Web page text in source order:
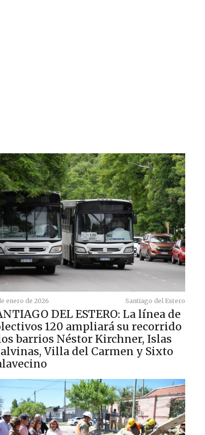
enero de 2026 Santiago del Estero
DEL ESTERO: La línea de
120 ampliará su recorrido
barrios Néstor Kirchner, Islas
Villa del Carmen y Sixto